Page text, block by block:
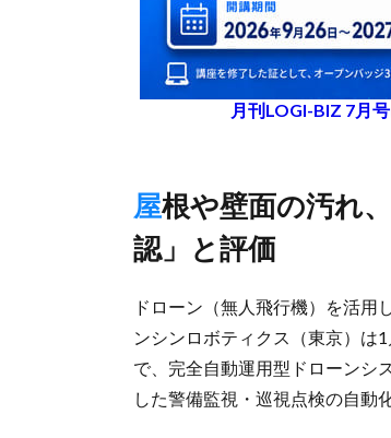
月刊LOGI-BIZ 7月
屋根や壁面の汚れ、雨どいの詰まりなどチェック、「有用性確
認」と評価
ドローン（無人飛行機）を活用
ンシンロボティクス（東京）は
で、完全自動運用型ドローンシ
した警備監視・巡視点検の自動